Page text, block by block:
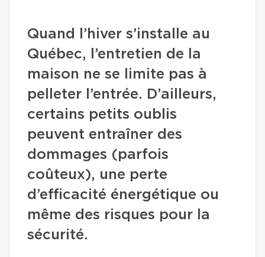
Quand l’hiver s’installe au
Québec, l’entretien de la
maison ne se limite pas à
pelleter l’entrée. D’ailleurs,
certains petits oublis
peuvent entraîner des
dommages (parfois
coûteux), une perte
d’efficacité énergétique ou
même des risques pour la
sécurité.